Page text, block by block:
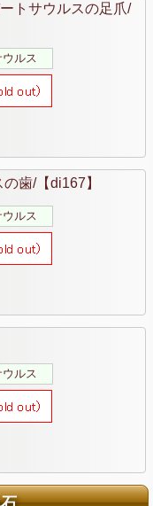
トサウルスの足爪/
ルス
歯/【di167】
ルス
ルス